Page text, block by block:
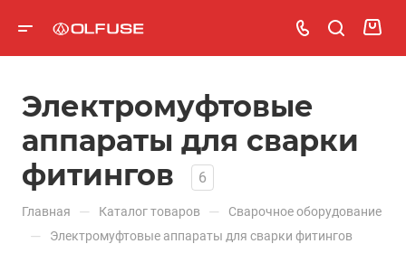
Электромуфтовые
аппараты для сварки
фитингов
6
Главная — Каталог товаров — Сварочное оборудование
— Электромуфтовые аппараты для сварки фитингов